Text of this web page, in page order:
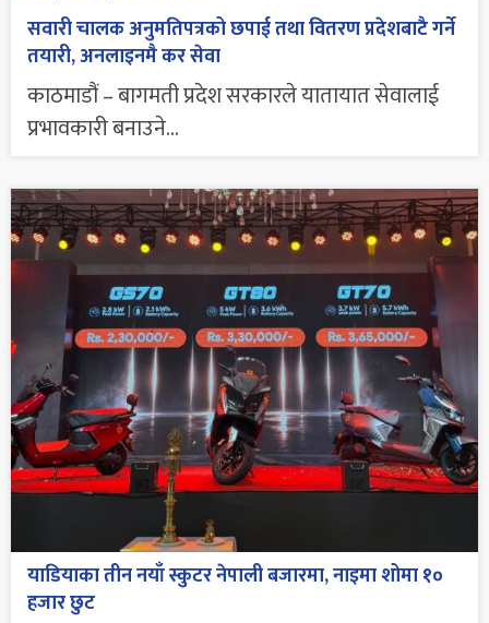
सवारी चालक अनुमतिपत्रको छपाई तथा वितरण प्रदेशबाटै गर्ने
तयारी, अनलाइनमै कर सेवा
काठमाडौं – बागमती प्रदेश सरकारले यातायात सेवालाई
प्रभावकारी बनाउने...
याडियाका तीन नयाँ स्कुटर नेपाली बजारमा, नाइमा शोमा १०
हजार छुट